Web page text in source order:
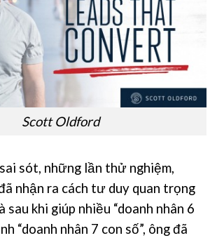
Scott Oldford
sót, những lần thử nghiệm,
nhận ra cách tư duy quan trọng
sau khi giúp nhiều “doanh nhân 6
“doanh nhân 7 con số”, ông đã